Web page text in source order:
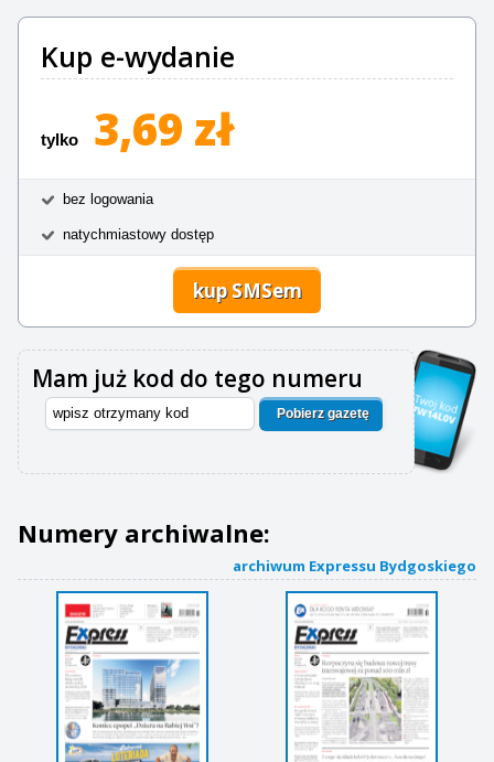
Kup e-wydanie
tylko 3,69 zł
bez logowania
natychmiastowy dostęp
kup SMSem
Mam już kod do tego numeru
Pobierz gazetę
Numery archiwalne:
archiwum Expressu Bydgoskiego